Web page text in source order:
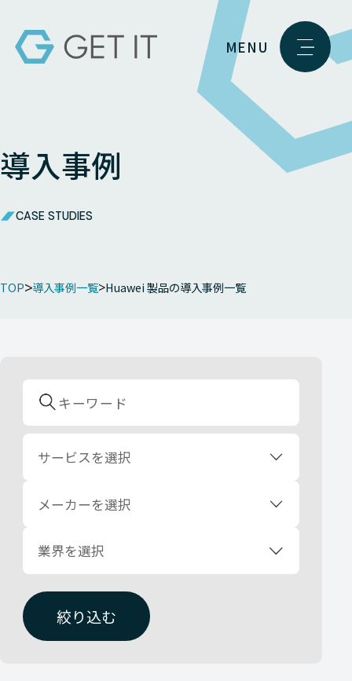
MENU
導入事例
CASE STUDIES
TOP 導入事例一覧 Huawei 製品の導入事例一覧
サービスを選択
メーカーを選択
業界を選択
絞り込む